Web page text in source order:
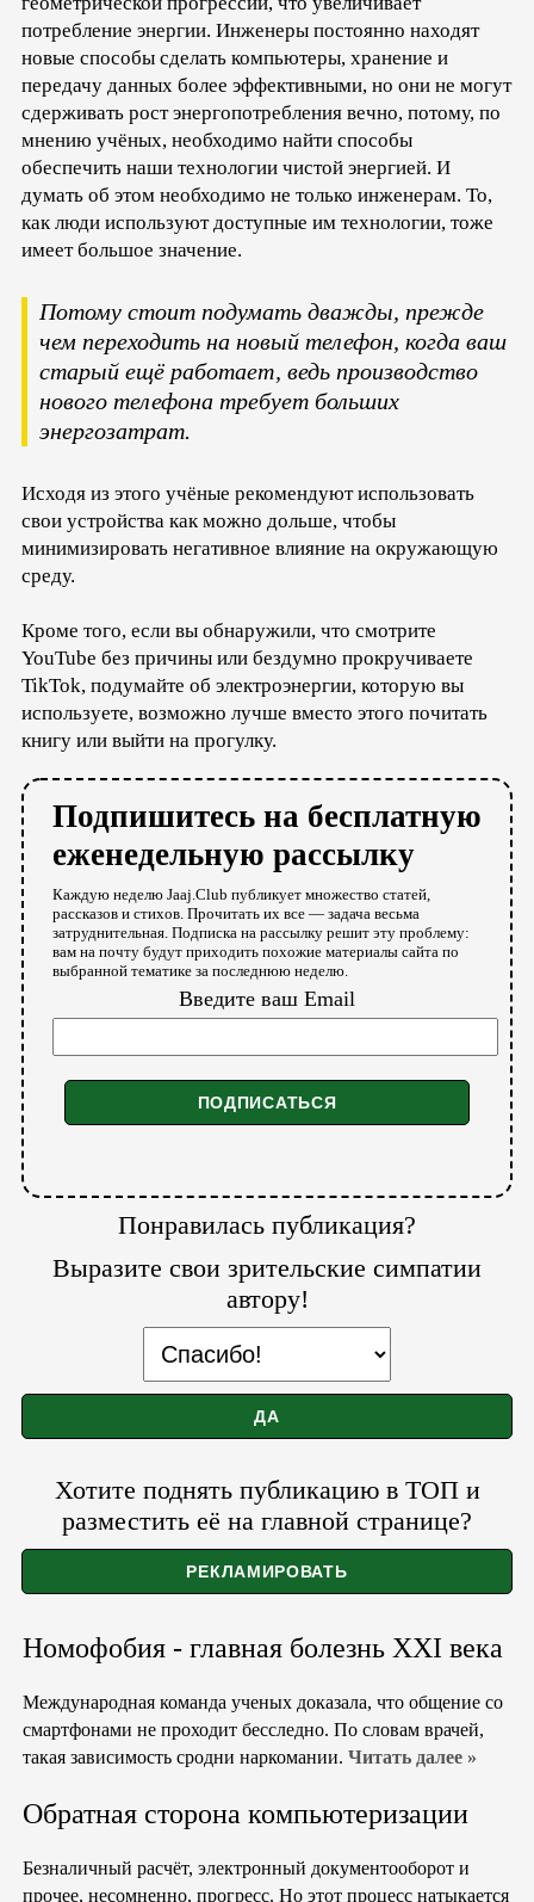
потребление энергии. Инженеры постоянно находят
новые способы сделать компьютеры, хранение и
передачу данных более эффективными, но они не могут
сдерживать рост энергопотребления вечно, потому, по
мнению учёных, необходимо найти способы
обеспечить наши технологии чистой энергией. И
думать об этом необходимо не только инженерам. То,
как люди используют доступные им технологии, тоже
имеет большое значение.
Потому стоит подумать дважды, прежде
чем переходить на новый телефон, когда ваш
старый ещё работает, ведь производство
нового телефона требует больших
энергозатрат.
Исходя из этого учёные рекомендуют использовать
свои устройства как можно дольше, чтобы
минимизировать негативное влияние на окружающую
среду.
Кроме того, если вы обнаружили, что смотрите
YouTube без причины или бездумно прокручиваете
TikTok, подумайте об электроэнергии, которую вы
используете, возможно лучше вместо этого почитать
книгу или выйти на прогулку.
Подпишитесь на бесплатную
еженедельную рассылку
Каждую неделю Jaaj.Club публикует множество статей,
рассказов и стихов. Прочитать их все — задача весьма
затруднительная. Подписка на рассылку решит эту проблему:
вам на почту будут приходить похожие материалы сайта по
выбранной тематике за последнюю неделю.
Введите ваш Email
Понравилась публикация?
Выразите свои зрительские симпатии
автору!
Хотите поднять публикацию в ТОП и
разместить её на главной странице?
Номофобия - главная болезнь XXI века
Международная команда ученых доказала, что общение со
смартфонами не проходит бесследно. По словам врачей,
такая зависимость сродни наркомании. Читать далее »
Обратная сторона компьютеризации
Безналичный расчёт, электронный документооборот и
прочее, несомненно, прогресс. Но этот процесс натыкается